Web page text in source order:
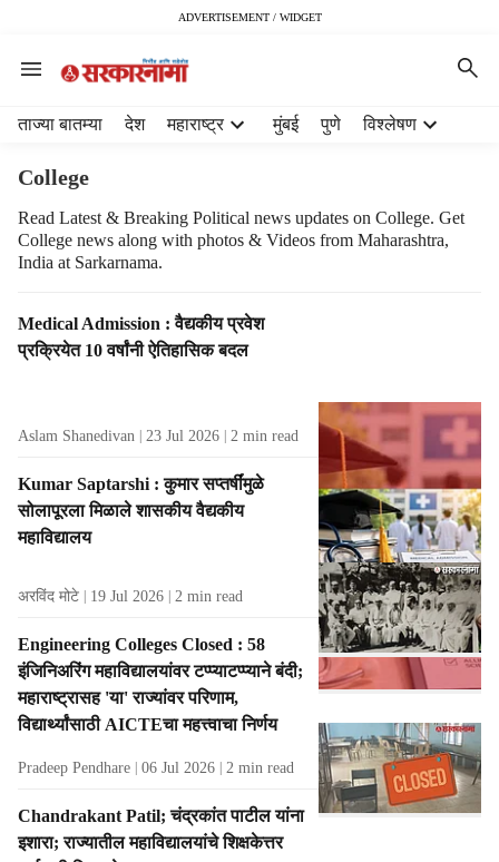
ADVERTISEMENT / WIDGET
ताज्या बातम्या देश महाराष्ट्र मुंबई पुणे विश्लेषण
College
Read Latest & Breaking Political news updates on College. Get
College news along with photos & Videos from Maharashtra,
India at Sarkarnama.
T
a
s
l
t
s
Medical Admission : वैद्यकीय प्रवेश
प्रक्रियेत 10 वर्षांनी ऐतिहासिक बदल
Aslam Shanedivan 23 Jul 2026 2 min read
Kumar Saptarshi : कुमार सप्तर्षींमुळे
सोलापूरला मिळाले शासकीय वैद्यकीय
महाविद्यालय
अरविंद मोटे 19 Jul 2026 2 min read
Engineering Colleges Closed : 58
इंजिनिअरिंग महाविद्यालयांवर टप्प्याटप्प्याने बंदी;
महाराष्ट्रासह 'या' राज्यांवर परिणाम,
विद्यार्थ्यांसाठी AICTEचा महत्त्वाचा निर्णय
Pradeep Pendhare 06 Jul 2026 2 min read
Chandrakant Patil; चंद्रकांत पाटील यांना
इशारा; राज्यातील महाविद्यालयांचे शिक्षकेत्तर